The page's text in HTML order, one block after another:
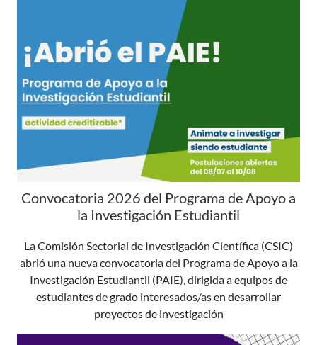
Convocatoria 2026 del Programa de Apoyo a
la Investigación Estudiantil
La Comisión Sectorial de Investigación Científica (CSIC)
abrió una nueva convocatoria del Programa de Apoyo a la
Investigación Estudiantil (PAIE), dirigida a equipos de
estudiantes de grado interesados/as en desarrollar
proyectos de investigación